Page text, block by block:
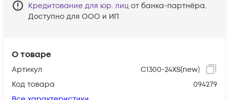
О товаре
Артикул
C1300-24XS(new)
Код товара
094279
Кредитование для юр. лиц от банка-партнёра.
Доступно для ООО и ИП